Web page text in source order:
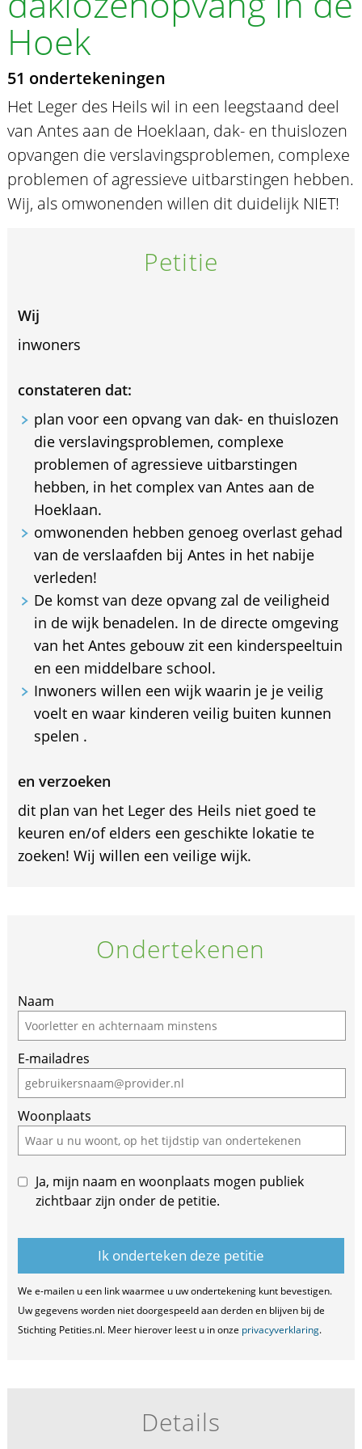
Hoek
51 ondertekeningen
Het Leger des Heils wil in een leegstaand deel
van Antes aan de Hoeklaan, dak- en thuislozen
opvangen die verslavingsproblemen, complexe
problemen of agressieve uitbarstingen hebben.
Wij, als omwonenden willen dit duidelijk NIET!
Petitie
Wij
inwoners
constateren dat:
plan voor een opvang van dak- en thuislozen
die verslavingsproblemen, complexe
problemen of agressieve uitbarstingen
hebben, in het complex van Antes aan de
Hoeklaan.
omwonenden hebben genoeg overlast gehad
van de verslaafden bij Antes in het nabije
verleden!
De komst van deze opvang zal de veiligheid
in de wijk benadelen. In de directe omgeving
van het Antes gebouw zit een kinderspeeltuin
en een middelbare school.
Inwoners willen een wijk waarin je je veilig
voelt en waar kinderen veilig buiten kunnen
spelen .
en verzoeken
dit plan van het Leger des Heils niet goed te
keuren en/of elders een geschikte lokatie te
zoeken! Wij willen een veilige wijk.
Ondertekenen
If
you
are
a
human,
ignore
this
field
Naam
E-mailadres
Woonplaats
Ja, mijn naam en woonplaats mogen publiek
zichtbaar zijn onder de petitie.
We e-mailen u een link waarmee u uw ondertekening kunt bevestigen.
Uw gegevens worden niet doorgespeeld aan derden en blijven bij de
Stichting Petities.nl. Meer hierover leest u in onze privacyverklaring.
Details